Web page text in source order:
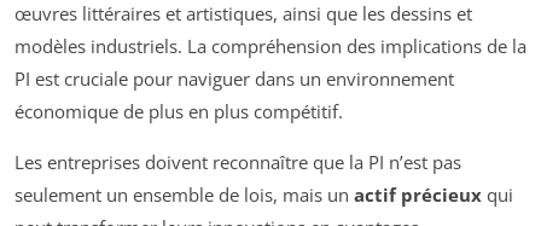
œuvres littéraires et artistiques, ainsi que les dessins et
modèles industriels. La compréhension des implications de la
PI est cruciale pour naviguer dans un environnement
économique de plus en plus compétitif.
Les entreprises doivent reconnaître que la PI n’est pas
seulement un ensemble de lois, mais un actif précieux qui